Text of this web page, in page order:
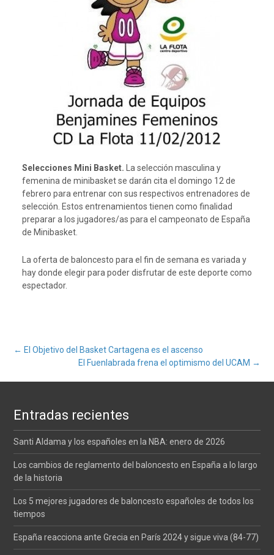
Selecciones Mini Basket. La selección masculina y
femenina de minibasket se darán cita el domingo 12 de
febrero para entrenar con sus respectivos entrenadores de
selección. Estos entrenamientos tienen como finalidad
preparar a los jugadores/as para el campeonato de España
de Minibasket.
La oferta de baloncesto para el fin de semana es variada y
hay donde elegir para poder disfrutar de este deporte como
espectador.
Navegación
entradas
← El Objetivo del Basket Cartagena es el ascenso
El Fuenlabrada frena el optimismo del UCAM →
Entradas recientes
Santi Aldama y los españoles en la NBA: enero de 2026
Los cambios de reglamento del baloncesto en España a lo largo
de la historia
Los 5 mejores jugadores de baloncesto españoles de todos los
tiempos
España reacciona ante Grecia en París 2024 y sigue viva (84-77)